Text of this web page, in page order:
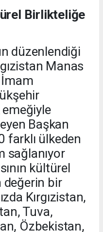
Birlikteliğe
düzenlendiği
Manas
Başkan
farklı ülkeden
sağlanıyor
kültürel
değerin bir
Kırgızistan,
Tuva,
Özbekistan,